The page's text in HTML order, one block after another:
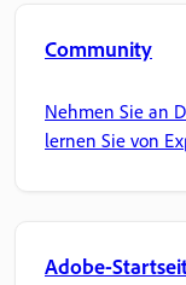
Community
Nehmen Sie an
lernen Sie von
Adobe-